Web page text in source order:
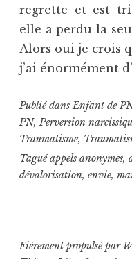
regrette et est
elle a perdu la
Alors oui je crois
j’ai énormément
Publié dans Enfant de
PN, Perversion
Traumatisme,
Taguéappels anonymes,
dévalorisation, envie,
Fièrement propulsé par